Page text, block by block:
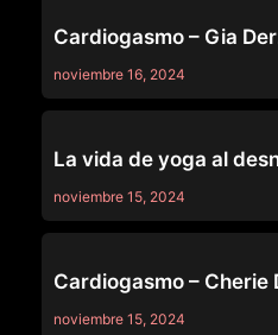
Cardiogasmo – Gia
noviembre 16, 2024
La vida de yoga al
noviembre 15, 2024
Cardiogasmo – Cherie
noviembre 15, 2024